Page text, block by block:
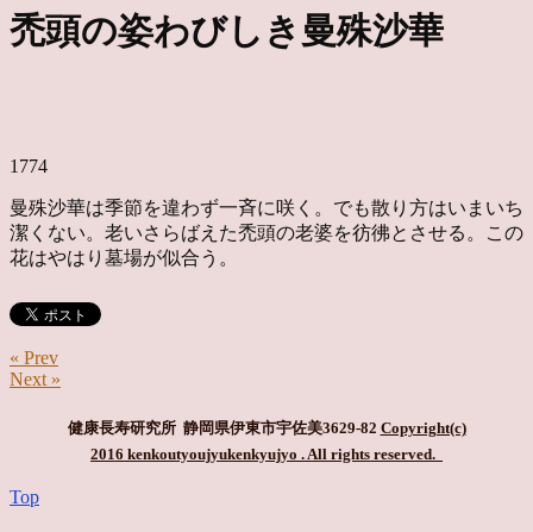
禿頭の姿わびしき曼殊沙華
1774
曼殊沙華は季節を違わず一斉に咲く。でも散り方はいまいち
潔くない。老いさらばえた禿頭の老婆を彷彿とさせる。この
花はやはり墓場が似合う。
« Prev
Next »
健康長寿研究所 静岡県伊東市宇佐美3629-82 Copyright(c)
2016 kenkoutyoujyukenkyujyo . All rights reserved.
Top